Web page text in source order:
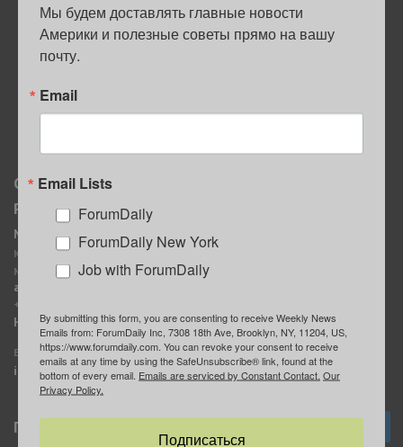
ОБРАЗОВАНИЕ
О нас
Реклама
MediaKit
Контактное лицо:
Марина Баранчук
ad@forumdaily.com
+1 347-604-1261
Наши рекламодатели
E-mail редакции:
info@forumdaily.com
Группа “ИЩУ СОВЕТА”
ForumDaily
Подписка
Мы будем доставлять главные новости
Америки и полезные советы прямо на вашу
почту.
Email
Email Lists
ForumDaily
ForumDaily New York
Job with ForumDaily
By submitting this form, you are consenting to receive Weekly News
Emails from: ForumDaily Inc, 7308 18th Ave, Brooklyn, NY, 11204, US,
https://www.forumdaily.com. You can revoke your consent to receive
emails at any time by using the SafeUnsubscribe® link, found at the
bottom of every email. Emails are serviced by Constant Contact. Our
Privacy Policy.
Подписаться